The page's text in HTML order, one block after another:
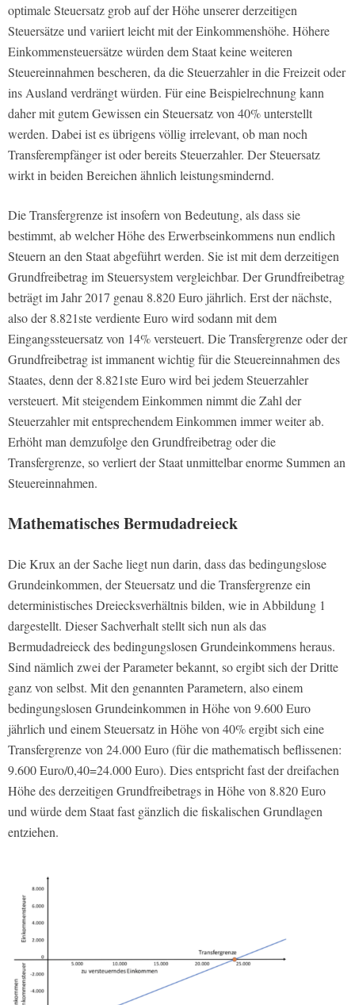
optimale Steuersatz grob auf der Höhe unserer derzeitigen
Steuersätze und variiert leicht mit der Einkommenshöhe. Höhere
Einkommensteuersätze würden dem Staat keine weiteren
Steuereinnahmen bescheren, da die Steuerzahler in die Freizeit oder
ins Ausland verdrängt würden. Für eine Beispielrechnung kann
daher mit gutem Gewissen ein Steuersatz von 40% unterstellt
werden. Dabei ist es übrigens völlig irrelevant, ob man noch
Transferempfänger ist oder bereits Steuerzahler. Der Steuersatz
wirkt in beiden Bereichen ähnlich leistungsmindernd.
Die Transfergrenze ist insofern von Bedeutung, als dass sie
bestimmt, ab welcher Höhe des Erwerbseinkommens nun endlich
Steuern an den Staat abgeführt werden. Sie ist mit dem derzeitigen
Grundfreibetrag im Steuersystem vergleichbar. Der Grundfreibetrag
beträgt im Jahr 2017 genau 8.820 Euro jährlich. Erst der nächste,
also der 8.821ste verdiente Euro wird sodann mit dem
Eingangssteuersatz von 14% versteuert. Die Transfergrenze oder der
Grundfreibetrag ist immanent wichtig für die Steuereinnahmen des
Staates, denn der 8.821ste Euro wird bei jedem Steuerzahler
versteuert. Mit steigendem Einkommen nimmt die Zahl der
Steuerzahler mit entsprechendem Einkommen immer weiter ab.
Erhöht man demzufolge den Grundfreibetrag oder die
Transfergrenze, so verliert der Staat unmittelbar enorme Summen an
Steuereinnahmen.
Mathematisches Bermudadreieck
Die Krux an der Sache liegt nun darin, dass das bedingungslose
Grundeinkommen, der Steuersatz und die Transfergrenze ein
deterministisches Dreiecksverhältnis bilden, wie in Abbildung 1
dargestellt. Dieser Sachverhalt stellt sich nun als das
Bermudadreieck des bedingungslosen Grundeinkommens heraus.
Sind nämlich zwei der Parameter bekannt, so ergibt sich der Dritte
ganz von selbst. Mit den genannten Parametern, also einem
bedingungslosen Grundeinkommen in Höhe von 9.600 Euro
jährlich und einem Steuersatz in Höhe von 40% ergibt sich eine
Transfergrenze von 24.000 Euro (für die mathematisch beflissenen:
9.600 Euro/0,40=24.000 Euro). Dies entspricht fast der dreifachen
Höhe des derzeitigen Grundfreibetrags in Höhe von 8.820 Euro
und würde dem Staat fast gänzlich die fiskalischen Grundlagen
entziehen.